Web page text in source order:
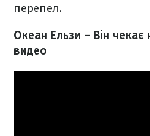
перепел.
Океан Ельзи – Він чекає
видео